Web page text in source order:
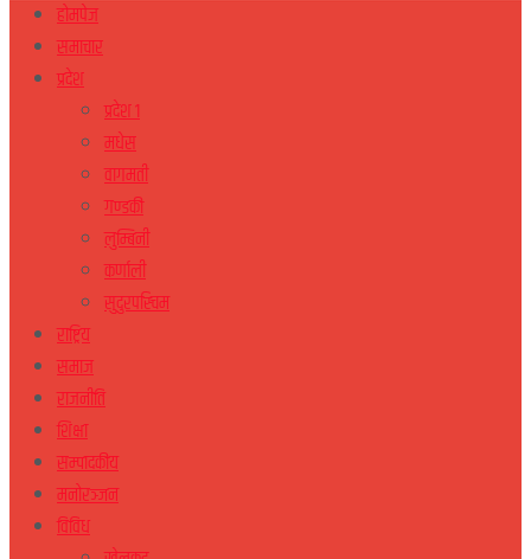
होमपेज
समाचार
प्रदेश
प्रदेश १
मधेस
वागमती
गण्डकी
लुम्बिनी
कर्णाली
सुदुरपस्चिम
राष्ट्रिय
समाज
राजनीति
शिक्षा
सम्पादकीय
मनोरञ्जन
विविध